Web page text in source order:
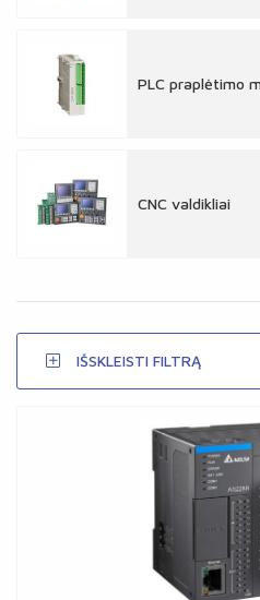
PLC praplėtimo
CNC valdikliai
IŠSKLEISTI FILTRĄ